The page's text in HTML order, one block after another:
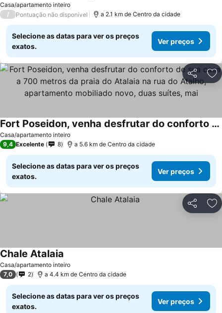
Casa/apartamento inteiro
/ Pontuação não disponível a 2.1 km de Centro da cidade
Selecione as datas para ver os preços
exatos.
Ver preços
Partilhar
Casa/apartamento inteiro
Fort Poseidon, venha desfrutar do conforto de sua casa a 700 metros da praia do Atalaia na rua do Atalho, apartamento mobiliado novo, duas suítes, mai
Ver preços
9,4 Excelente 8 a 5.6 km de Centro da cidade
Selecione as datas para ver os preços
exatos.
Ver preços
Partilhar
Casa/apartamento inteiro
Chale Atalaia
7,0 2 a 4.4 km de Centro da cidade
Selecione as datas para ver os preços
exatos.
Ver preços